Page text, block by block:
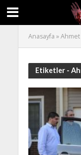
Anasayfa »Ahmet
Etiketler -